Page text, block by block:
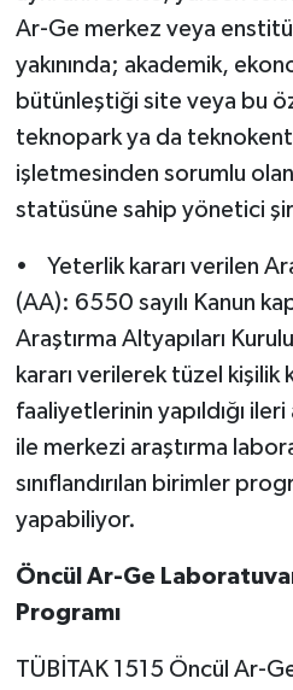
Ar-Ge merkez veya
yakınında; akademik,
bütünleştiği site veya bu
teknopark ya da
işletmesinden sorumlu
statüsüne sahip yönetici
• Yeterlik kararı verilen
(AA): 6550 sayılı Kanun
Araştırma Altyapıları
kararı verilerek tüzel kişilik
faaliyetlerinin yapıldığı
ile merkezi araştırma
sınıflandırılan birimler
yapabiliyor.
Öncül Ar-Ge
Programı
TÜBİTAK 1515 Öncül Ar-